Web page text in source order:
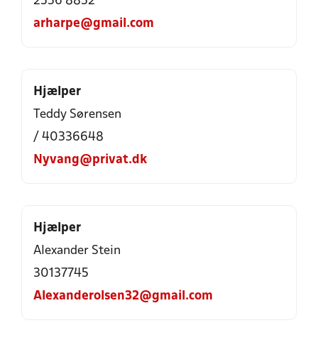
arharpe@gmail.com
Hjælper
Teddy Sørensen
/ 40336648
Nyvang@privat.dk
Hjælper
Alexander Stein
30137745
Alexanderolsen32@gmail.com